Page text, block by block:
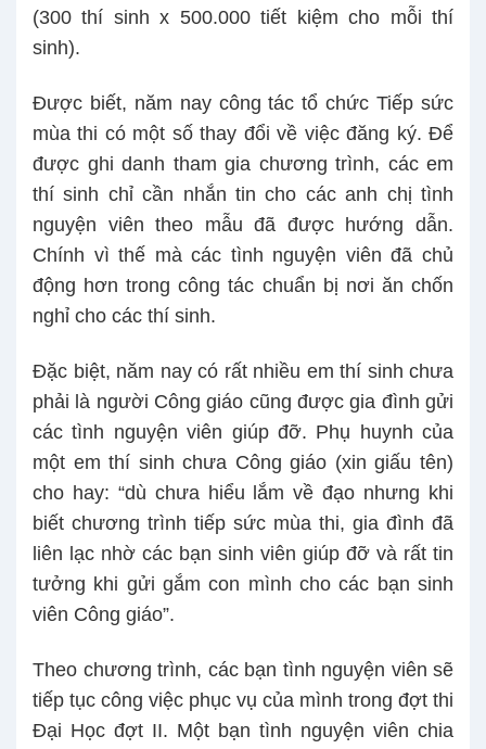
(300 thí sinh x 500.000 tiết kiệm cho mỗi thí
sinh).
Được biết, năm nay công tác tổ chức Tiếp sức
mùa thi có một số thay đổi về việc đăng ký. Để
được ghi danh tham gia chương trình, các em
thí sinh chỉ cần nhắn tin cho các anh chị tình
nguyện viên theo mẫu đã được hướng dẫn.
Chính vì thế mà các tình nguyện viên đã chủ
động hơn trong công tác chuẩn bị nơi ăn chốn
nghỉ cho các thí sinh.
Đặc biệt, năm nay có rất nhiều em thí sinh chưa
phải là người Công giáo cũng được gia đình gửi
các tình nguyện viên giúp đỡ. Phụ huynh của
một em thí sinh chưa Công giáo (xin giấu tên)
cho hay: “dù chưa hiểu lắm về đạo nhưng khi
biết chương trình tiếp sức mùa thi, gia đình đã
liên lạc nhờ các bạn sinh viên giúp đỡ và rất tin
tưởng khi gửi gắm con mình cho các bạn sinh
viên Công giáo”.
Theo chương trình, các bạn tình nguyện viên sẽ
tiếp tục công việc phục vụ của mình trong đợt thi
Đại Học đợt II. Một bạn tình nguyện viên chia